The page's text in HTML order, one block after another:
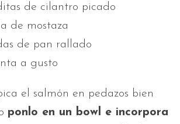
de cilantro picado
de mostaza
de pan rallado
a gusto
el salmón en pedazos bien
ponlo en un bowl e incorpora